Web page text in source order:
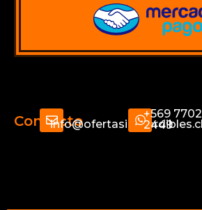
Contactoinfo@ofertasimperdibles.cl
+569 7702
2449